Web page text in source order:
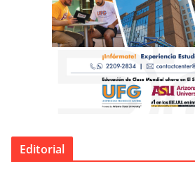
Editorial